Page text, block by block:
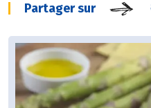
Partager sur